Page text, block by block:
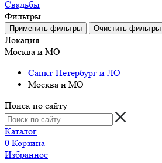
Свадьбы
Фильтры
Локация
Москва и МО
Санкт-Петербург и ЛО
Москва и МО
Поиск по сайту
Каталог
0 Корзина
Избранное